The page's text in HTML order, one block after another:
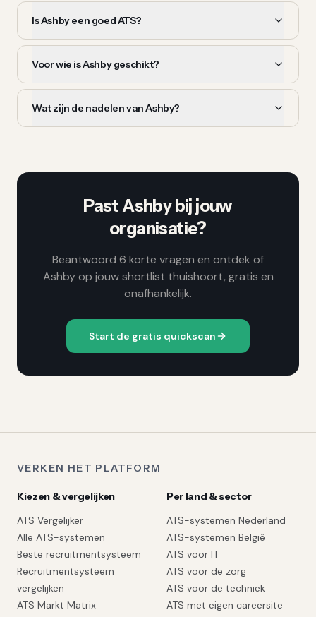
Is Ashby een goed ATS?
Voor wie is Ashby geschikt?
Wat zijn de nadelen van Ashby?
Past Ashbybij jouw
organisatie?
Beantwoord 6 korte vragen en ontdek of
Ashbyop jouw shortlist thuishoort, gratis en
onafhankelijk.
Start de gratis quickscan
VERKEN HET PLATFORM
Kiezen & vergelijken
ATS Vergelijker
Alle ATS-systemen
Beste recruitmentsysteem
Recruitmentsysteem
vergelijken
ATS Markt Matrix
Per land & sector
ATS-systemen Nederland
ATS-systemen België
ATS voor IT
ATS voor de zorg
ATS voor de techniek
ATS met eigen careersite